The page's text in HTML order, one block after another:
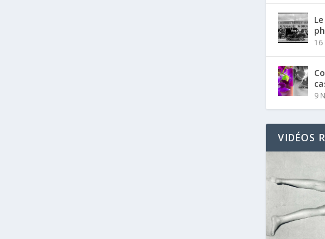
16
9
VIDÉOS